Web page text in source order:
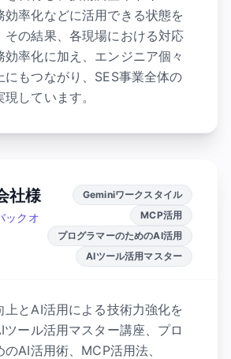
効率化などに活用できる状態を
その結果、各現場における対応
効率化に加え、エンジニア個々
にもつながり、SES事業全体の
しています。
社様
ックオ
Geminiワークスタイル
MCP活用
プログラマーのためのAI活用
AIツール活用マスター
上とAI活用による技術力強化を
ツール活用マスター講座、プロ
AI活用術、MCP活用法、